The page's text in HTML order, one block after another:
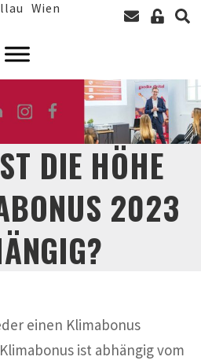
Wien
DIE HÖHE
2023
einen Klimabonus
ist abhängig vom